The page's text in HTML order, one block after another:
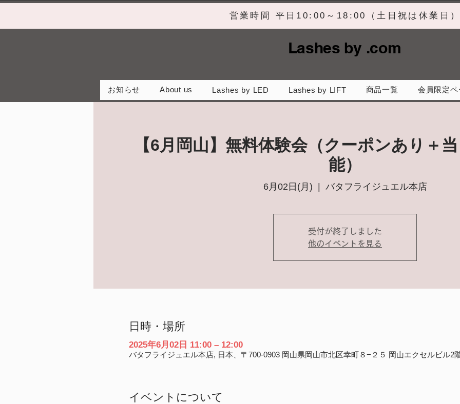
営業時間 平日10:00～18:00（土日祝は休業日
Lashes by .com
お知らせ About us Lashes by LED Lashes by LIFT 商品一覧 会員限定ペ
【6月岡山】無料体験会（クーポンあり＋
能）
6月02日(月)
  |
バタフライジュエル本店
受付が終了しました
他のイベントを見る
日時・場所
2025年6月02日 11:00 – 12:00
バタフライジュエル本店, 日本、〒700-0903 岡山県岡山市北区幸町８−２５ 岡山エクセルビル2
イベントについて